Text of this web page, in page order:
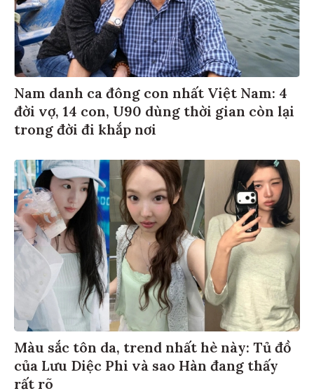
Nam danh ca đông con nhất Việt Nam: 4
đời vợ, 14 con, U90 dùng thời gian còn lại
trong đời đi khắp nơi
Màu sắc tôn da, trend nhất hè này: Tủ đồ
của Lưu Diệc Phi và sao Hàn đang thấy
rất rõ